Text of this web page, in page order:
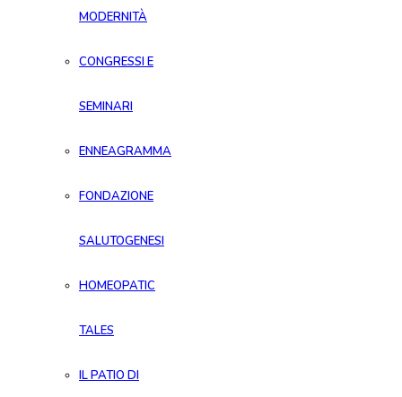
MODERNITÀ
CONGRESSI E
SEMINARI
ENNEAGRAMMA
FONDAZIONE
SALUTOGENESI
HOMEOPATIC
TALES
IL PATIO DI